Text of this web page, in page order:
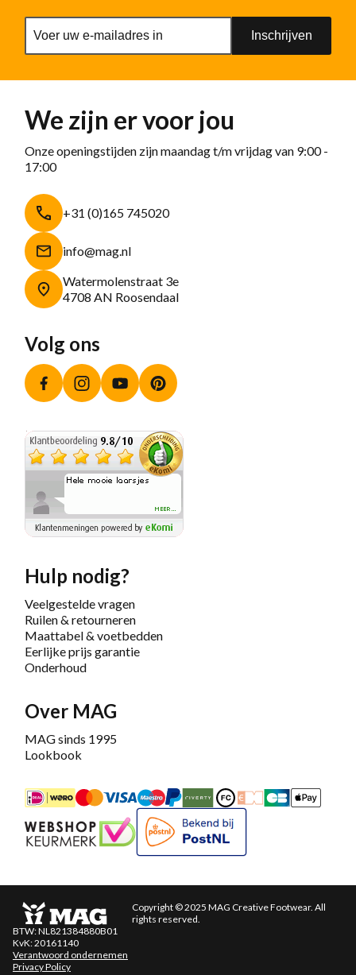
Inschrijven
We zijn er voor jou
Onze openingstijden zijn maandag t/m vrijdag van 9:00 -
17:00
+31 (0)165 745020
info@mag.nl
Watermolenstraat 3e
4708 AN Roosendaal
Volg ons
FacebookInstagramYouTube
Hulp nodig?
Veelgestelde vragen
Ruilen & retourneren
Maattabel & voetbedden
Eerlijke prijs garantie
Onderhoud
Over MAG
MAG sinds 1995
Lookbook
iDEALMastercardBancontact
Maestro
PayPalRiverty/Afterpay
FashionCheque
Overboeking
CarteApple
Keurmerk
Copyright © 2025 MAG Creative Footwear. All
rights reserved.
BTW: NL821384880B01
KvK: 20161140
Verantwoord ondernemen
Privacy Policy